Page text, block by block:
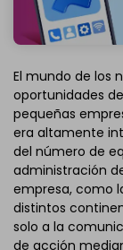
El mundo de los
oportunidades
pequeñas
era altamente
del número de
administración
empresa, como
distintos
solo a la
de acción